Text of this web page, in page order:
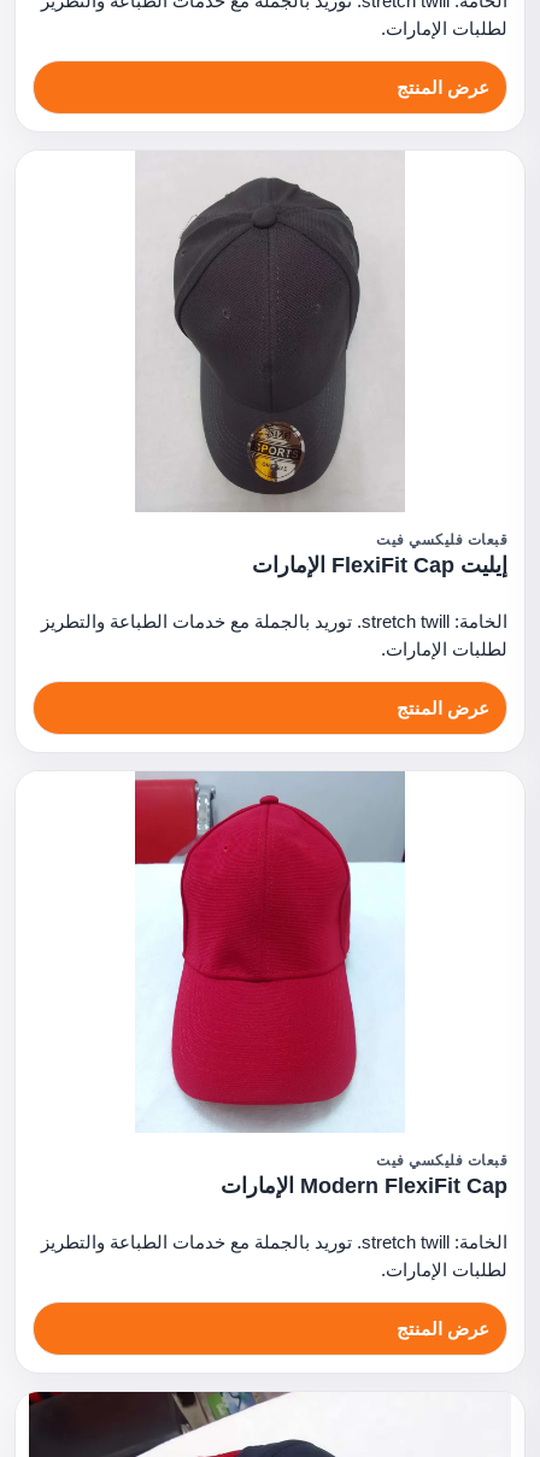
لطلبات الإمارات.
عرض المنتج
قبعات فليكسي فيت
إيليت FlexiFit Cap الإمارات
الخامة: stretch twill. توريد بالجملة مع خدمات الطباعة والتطريز
لطلبات الإمارات.
عرض المنتج
قبعات فليكسي فيت
Modern FlexiFit Cap الإمارات
الخامة: stretch twill. توريد بالجملة مع خدمات الطباعة والتطريز
لطلبات الإمارات.
عرض المنتج